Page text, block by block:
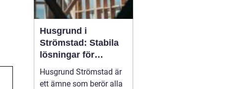
Husgrund i
Strömstad: Stabila
lösningar för
boende vid kusten
Husgrund Strömstad är
ett ämne som berör alla